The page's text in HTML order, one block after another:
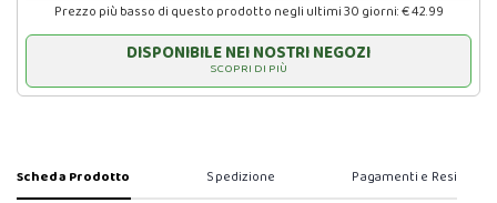
Prezzo più basso di questo prodotto negli ultimi 30 giorni: € 42.99
DISPONIBILE NEI NOSTRI NEGOZI
SCOPRI DI PIÙ
Scheda Prodotto Spedizione Pagamenti e Resi